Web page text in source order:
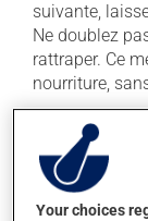
suivante,
Ne doublez
rattraper. Ce
nourriture,
Effets
En plus de
l'occasion
Your choices